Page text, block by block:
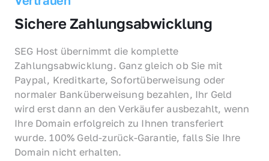
Sichere Zahlungsabwicklung
SEG Host übernimmt die komplette
Zahlungsabwicklung. Ganz gleich ob Sie mit
Paypal, Kreditkarte, Sofortüberweisung oder
normaler Banküberweisung bezahlen, Ihr Geld
wird erst dann an den Verkäufer ausbezahlt, wenn
Ihre Domain erfolgreich zu Ihnen transferiert
wurde. 100% Geld-zurück-Garantie, falls Sie Ihre
Domain nicht erhalten.